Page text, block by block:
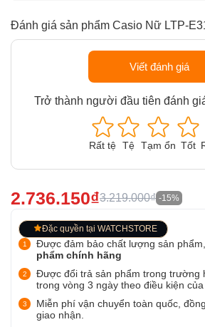
Đánh giá sản phẩm Casio Nữ LTP-
Viết đánh giá
Trở thành người đầu tiên đánh
Rất tệ Tệ Tạm ổn Tốt
2.736.150₫3.219.000₫ -15%
Đặc quyền tại WATCHSTORE
Được đảm bảo chất lượng sản phẩm,
phẩm chính hãng
Được đổi trả sản phẩm trong trường
trong vòng 3 ngày theo điều kiện của
Miễn phí vận chuyển toàn quốc,
giao nhận.